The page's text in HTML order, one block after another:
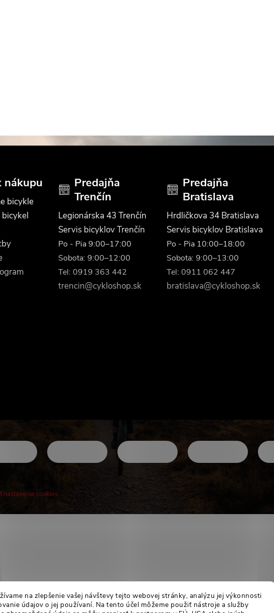
na zlepšenie vašej návštevy tejto webovej stránky, analýzu jej výkonnosti
údajov o jej používaní. Na tento účel môžeme použiť nástroje a služby
nákupu
bicykle
Predajňa
Trenčín
Legionárska 43 Trenčín
Servis bicyklov Trenčín
Po - Pia 9:00–17:00
Sobota: 9:00–12:00
Tel: 0919 363 442
trencin@cykloshop.sk
Predajňa
Bratislava
Hrdličkova 34 Bratislava
Servis bicyklov Bratislava
Po - Pia 10:00–18:00
Sobota: 9:00–13:00
Tel: 0911 062 447
bratislava@cykloshop.sk
nastavenie cookies